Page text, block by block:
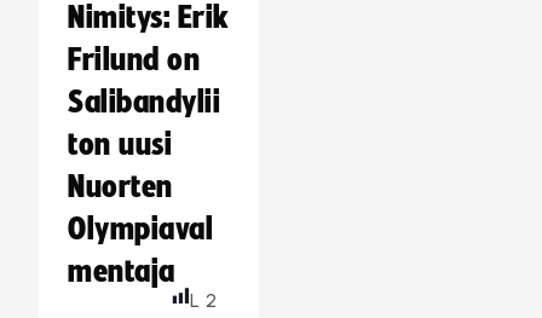
Nimitys: Erik
Frilund on
Salibandylii
ton uusi
Nuorten
Olympiaval
mentaja
L 2